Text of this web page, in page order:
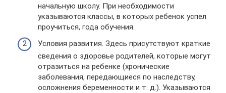
начальную школу. При необходимости
указываются классы, в которых ребенок успел
проучиться, года обучения.
Условия развития. Здесь присутствуют краткие
сведения о здоровье родителей, которые могут
отразиться на ребенке (хронические
заболевания, передающиеся по наследству,
осложнения беременности и т. д.). Указываются